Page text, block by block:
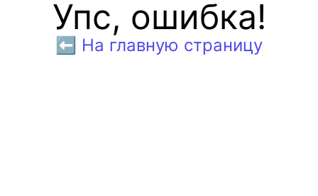
Упс, ошибка!
⬅️ На главную страницу